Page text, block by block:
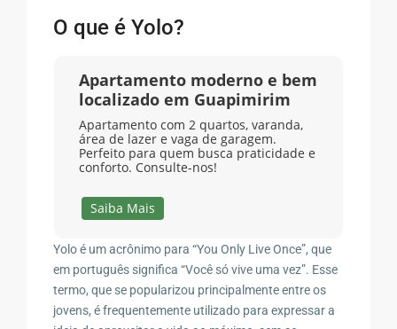
O que é Yolo?
Apartamento moderno e bem
localizado em Guapimirim
Apartamento com 2 quartos, varanda,
área de lazer e vaga de garagem.
Perfeito para quem busca praticidade e
conforto. Consulte-nos!
Saiba Mais
Yolo é um acrônimo para “You Only Live Once”, que
em português significa “Você só vive uma vez”. Esse
termo, que se popularizou principalmente entre os
jovens, é frequentemente utilizado para expressar a